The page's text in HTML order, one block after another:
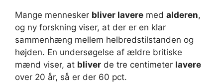
Mange mennesker bliver lavere med alderen,
og ny forskning viser, at der er en klar
sammenhæng mellem helbredstilstanden og
højden. En undersøgelse af ældre britiske
mænd viser, at bliver de tre centimeter lavere
over 20 år, så er der 60 pct.